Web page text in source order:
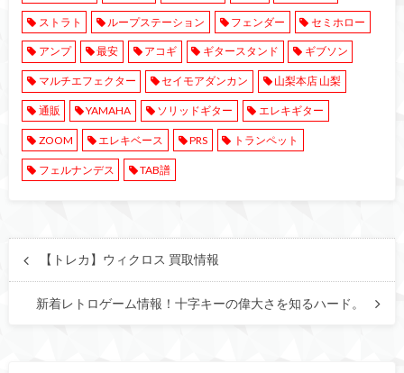
ストラト ループステーション フェンダー セミホロー
アンプ 最安 アコギ ギタースタンド ギブソン
マルチエフェクター セイモアダンカン 山梨本店 山梨
通販 YAMAHA ソリッドギター エレキギター
ZOOM エレキベース PRS トランペット
フェルナンデス TAB譜
【トレカ】ウィクロス 買取情報
新着レトロゲーム情報！十字キーの偉大さを知るハード。